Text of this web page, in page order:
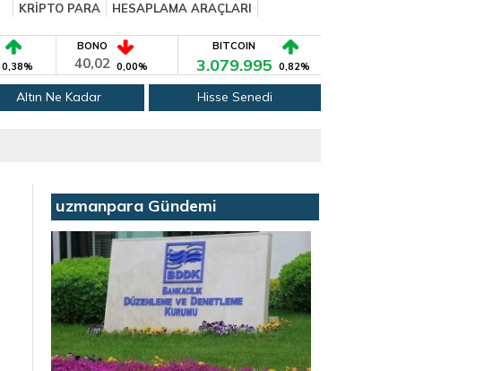
KRİPTO PARA
HESAPLAMA ARAÇLARI
0,38%
BONO
40,02 0,00%
BITCOIN
3.079.995 0,82%
Altın Ne Kadar Hisse Senedi
uzmanpara Gündemi